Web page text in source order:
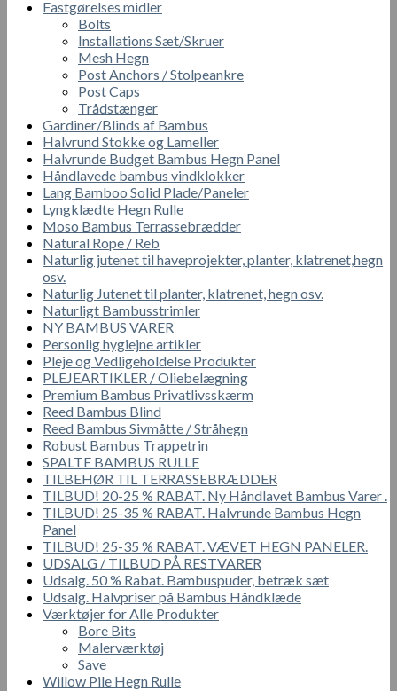
Fastgørelses midler
Bolts
Installations Sæt/Skruer
Mesh Hegn
Post Anchors / Stolpeankre
Post Caps
Trådstænger
Gardiner/Blinds af Bambus
Halvrund Stokke og Lameller
Halvrunde Budget Bambus Hegn Panel
Håndlavede bambus vindklokker
Lang Bamboo Solid Plade/Paneler
Lyngklædte Hegn Rulle
Moso Bambus Terrassebrædder
Natural Rope / Reb
Naturlig jutenet til haveprojekter, planter, klatrenet,hegn
osv.
Naturlig Jutenet til planter, klatrenet, hegn osv.
Naturligt Bambusstrimler
NY BAMBUS VARER
Personlig hygiejne artikler
Pleje og Vedligeholdelse Produkter
PLEJEARTIKLER / Oliebelægning
Premium Bambus Privatlivsskærm
Reed Bambus Blind
Reed Bambus Sivmåtte / Stråhegn
Robust Bambus Trappetrin
SPALTE BAMBUS RULLE
TILBEHØR TIL TERRASSEBRÆDDER
TILBUD! 20-25 % RABAT. Ny Håndlavet Bambus Varer .
TILBUD! 25-35 % RABAT. Halvrunde Bambus Hegn
Panel
TILBUD! 25-35 % RABAT. VÆVET HEGN PANELER.
UDSALG / TILBUD PÅ RESTVARER
Udsalg. 50 % Rabat. Bambuspuder, betræk sæt
Udsalg. Halvpriser på Bambus Håndklæde
Værktøjer for Alle Produkter
Bore Bits
Malerværktøj
Save
Willow Pile Hegn Rulle